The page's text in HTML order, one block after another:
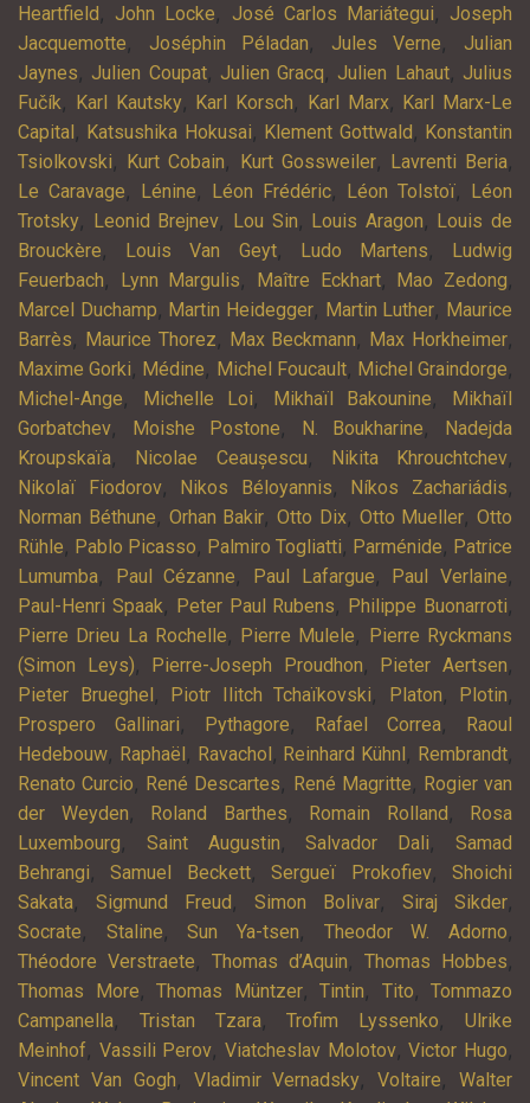
Heartfield , John Locke, José Carlos Mariátegui, Joseph
Jacquemotte, Joséphin Péladan, Jules Verne, Julian
Jaynes, Julien Coupat, Julien Gracq, Julien Lahaut, Julius
Fučík, Karl Kautsky, Karl Korsch, Karl Marx, Karl Marx-Le
Capital , Katsushika Hokusai, Klement Gottwald , Konstantin
Tsiolkovski, Kurt Cobain, Kurt Gossweiler, Lavrenti Beria,
Le Caravage, Lénine, Léon Frédéric, Léon Tolstoï,
Léon
Trotsky, Leonid Brejnev, Lou Sin, Louis Aragon, Louis de
Brouckère, Louis Van Geyt, Ludo Martens,
Ludwig
Feuerbach, Lynn Margulis, Maître Eckhart, Mao Zedong,
Marcel Duchamp, Martin Heidegger, Martin Luther, Maurice
Barrès, Maurice Thorez, Max Beckmann, Max Horkheimer,
Maxime Gorki, Médine, Michel Foucault, Michel Graindorge,
Michel-Ange, Michelle Loi, Mikhaïl Bakounine,
Mikhaïl
Gorbatchev, Moishe Postone, N. Boukharine,
Nadejda
Kroupskaïa, Nicolae Ceaușescu, Nikita Khrouchtchev,
Nikolaï Fiodorov, Nikos Béloyannis, Níkos Zachariádis,
Norman Béthune, Orhan Bakir, Otto Dix, Otto Mueller, Otto
Rühle, Pablo Picasso, Palmiro Togliatti, Parménide, Patrice
Lumumba, Paul Cézanne, Paul Lafargue, Paul Verlaine,
Paul-Henri Spaak, Peter Paul Rubens, Philippe Buonarroti,
Pierre Drieu La Rochelle, Pierre Mulele,
Pierre Ryckmans
(Simon Leys), Pierre-Joseph Proudhon, Pieter Aertsen,
Pieter Brueghel , Piotr Ilitch Tchaïkovski, Platon, Plotin,
Prospero Gallinari, Pythagore, Rafael Correa,
Raoul
Hedebouw, Raphaël , Ravachol , Reinhard Kühnl , Rembrandt,
Renato Curcio, René Descartes, René Magritte, Rogier van
der Weyden, Roland Barthes, Romain Rolland ,
Rosa
Luxembourg, Saint Augustin,Salvador Dali,Samad
Behrangi,Samuel Beckett,Sergueï Prokofiev,Shoichi
Sakata, Sigmund Freud , Simon Bolivar, Siraj Sikder,
Socrate, Staline,Sun Ya-tsen, Theodor W. Adorno,
Théodore Verstraete, Thomas d’Aquin, Thomas Hobbes,
Thomas More, Thomas Müntzer, Tintin, Tito, Tommazo
Campanella, Tristan Tzara,Trofim Lyssenko,Ulrike
Meinhof, Vassili Perov,Viatcheslav Molotov,Victor Hugo,
Vincent Van Gogh, Vladimir Vernadsky,Voltaire,Walter